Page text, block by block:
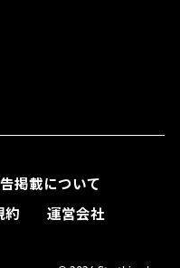
掲載について
約 運営会社